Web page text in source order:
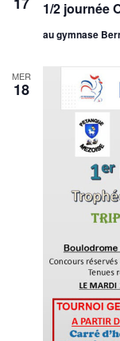
1/2 journée
au gymnase
MER
18